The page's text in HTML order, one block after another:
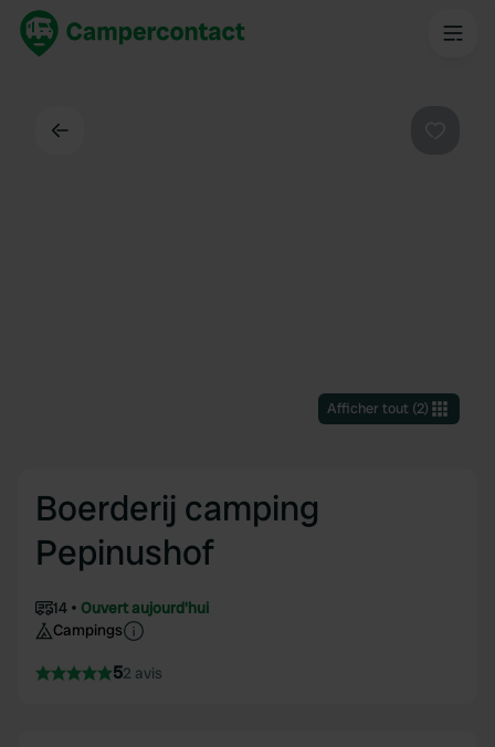
Afficher tout(2)
Boerderij camping
Pepinushof
14
Ouvert aujourd'hui
Campings
52 avis